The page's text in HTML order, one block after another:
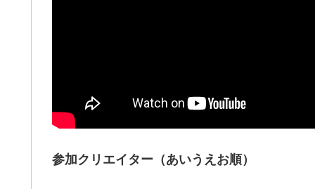
参加クリエイター（あいうえお順）